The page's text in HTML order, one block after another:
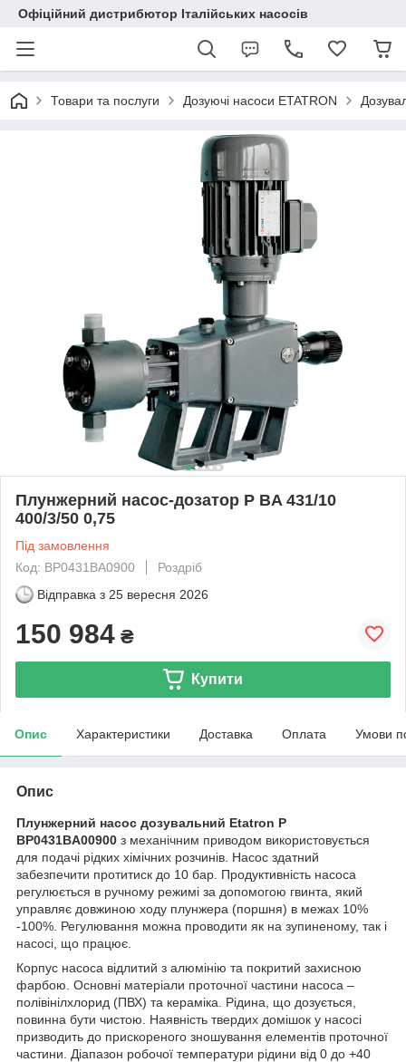
Офіційний дистрибютор Італійських насосів
Товари та послуги Дозуючі насоси ETATRON
Плунжерний насос-дозатор P BA 431/10
400/3/50 0,75
Під замовлення
Код: BP0431BA0900
Роздріб
Відправка з 25 вересня 2026
150 984 ₴
Купити
Опис Характеристики Доставка Оплата Умови
Опис
Плунжерний насос дозувальний Etatron P
BP0431BA00900 з механічним приводом використовується
для подачі рідких хімічних розчинів. Насос здатний
забезпечити протитиск до 10 бар. Продуктивність насоса
регулюється в ручному режимі за допомогою гвинта, який
управляє довжиною ходу плунжера (поршня) в межах 10%
-100%. Регулювання можна проводити як на зупиненому, так і
насосі, що працює.
Корпус насоса відлитий з алюмінію та покритий захисною
фарбою. Основні матеріали проточної частини насоса –
полівінілхлорид (ПВХ) та кераміка. Рідина, що дозується,
повинна бути чистою. Наявність твердих домішок у насосі
призводить до прискореного зношування елементів проточної
частини. Діапазон робочої температури рідини від 0 до +40